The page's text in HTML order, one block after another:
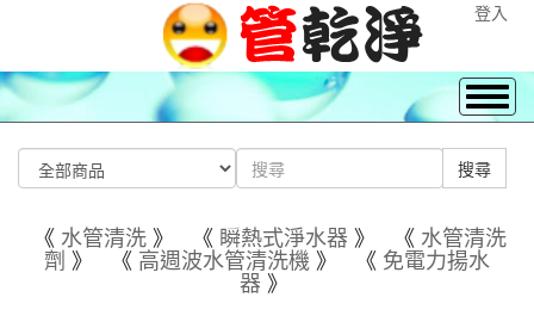
登入
《 水管清洗》 《 瞬熱式淨水器 》 《 水管清洗
劑》 《 高週波水管清洗機》 《 免電力揚水
器》